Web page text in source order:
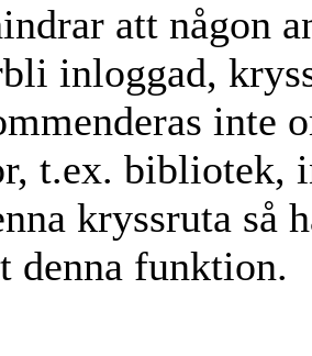
att någon
inloggad,
inte
t.ex. bibliotek,
kryssruta så
denna funktion.